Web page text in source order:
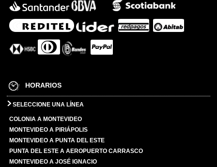
HORARIOS
SELECCIONE UNA LÍNEA
COLONIA A MONTEVIDEO
MONTEVIDEO A PIRIÁPOLIS
MONTEVIDEO A PUNTA DEL ESTE
PUNTA DEL ESTE A AEROPUERTO CARRASCO
MONTEVIDEO A JOSÉ IGNACIO